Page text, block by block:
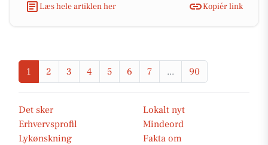
Læs hele artiklen her
Kopiér link
1 2 3 4 5 6 7 ... 90
Det sker
Lokalt nyt
Erhvervsprofil
Mindeord
Lykønskning
Fakta om